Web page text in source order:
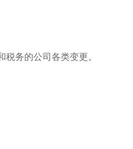
务的公司各类变更。